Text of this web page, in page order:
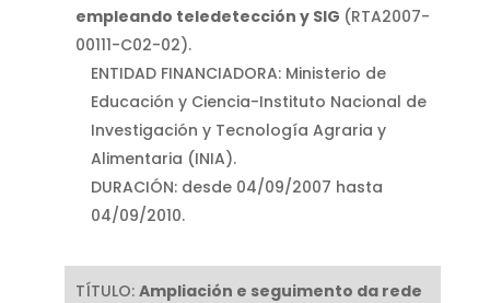
empleando teledetección y SIG (RTA2007-
00111-C02-02).
ENTIDAD FINANCIADORA: Ministerio de
Educación y Ciencia-Instituto Nacional de
Investigación y Tecnología Agraria y
Alimentaria (INIA).
DURACIÓN: desde 04/09/2007 hasta
04/09/2010.
TÍTULO: Ampliación e seguimento da rede